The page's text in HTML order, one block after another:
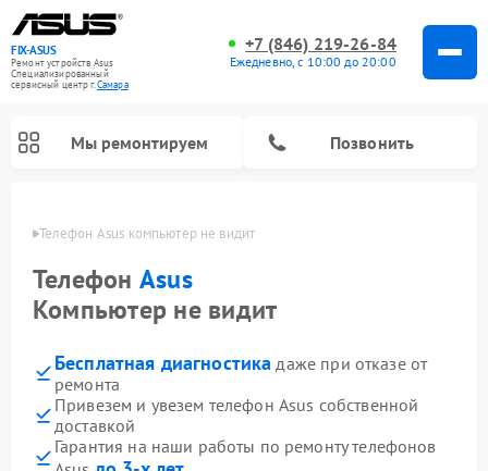
FIX-ASUS
Ремонт устройств Asus
Специализированный
cервисный центр г.Самара
+7 (846) 219-26-84
Ежедневно, с 10:00 до 20:00
Мы ремонтируем Позвонить
Телефон Asus компьютер не видит
Телефон Asus
Компьютер не видит
Бесплатная диагностика даже при отказе от
ремонта
Привезем и увезем телефон Asus собственной
доставкой
Гарантия на наши работы по ремонту телефонов